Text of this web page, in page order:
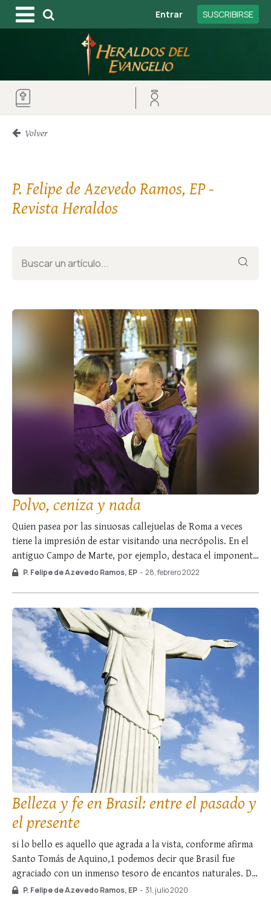
Entrar SUSCRIBIRSE
Volver
P. Felipe de Azevedo Ramos, EP -
Revista Heraldos
Polvo, ceniza y nada
Quien pasea por las sinuosas callejuelas de Roma a veces
tiene la impresión de estar visitando una necrópolis. En el
antiguo Campo de Marte, por ejemplo, destaca el imponente
mausoleo de Augusto, que conserva los restos de la dinastía
P. Felipe de Azevedo Ramos, EP - 28, febrero 2022
Belleza y fe en Brasil: entre el pasado y
el presente
si lo bello es aquello que agrada a la vista, conforme afirma
Santo Tomás de Aquino,1 podemos decir que Brasil fue
agraciado con un inmenso tesoro de encantos naturales. De
hecho, el territorio nacional alberga riquezas inigualables.
P. Felipe de Azevedo Ramos, EP - 31, julio 2020